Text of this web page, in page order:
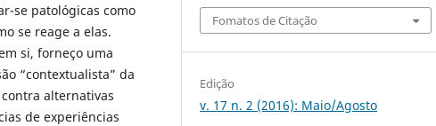
se patológicas como
se reage a elas.
si, forneço uma
“contextualista” da
alternativas
de experiências
Fomatos de Citação
Edição
v. 17 n. 2 (2016): Maio/Agosto